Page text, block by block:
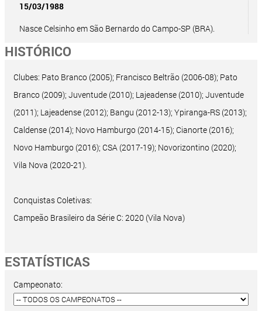
15/03/1988
Nasce Celsinho em São Bernardo do Campo-SP (BRA).
HISTÓRICO
Clubes: Pato Branco (2005); Francisco Beltrão (2006-08); Pato
Branco (2009); Juventude (2010); Lajeadense (2010); Juventude
(2011); Lajeadense (2012); Bangu (2012-13); Ypiranga-RS (2013);
Caldense (2014); Novo Hamburgo (2014-15); Cianorte (2016);
Novo Hamburgo (2016); CSA (2017-19); Novorizontino (2020);
Vila Nova (2020-21).
Conquistas Coletivas:
Campeão Brasileiro da Série C: 2020 (Vila Nova)
ESTATÍSTICAS
Campeonato: